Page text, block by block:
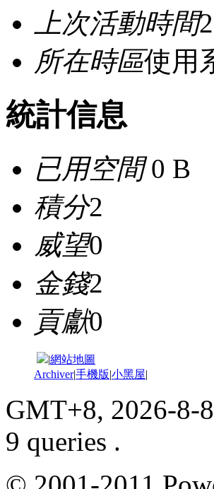
上次活動時間
所在時區使用
統計信息
已用空間0 B
積分2
威望0
金錢2
貢獻0
|網站地圖
Archiver|手機版|小黑屋|
GMT+8, 2026-8-
9 queries .